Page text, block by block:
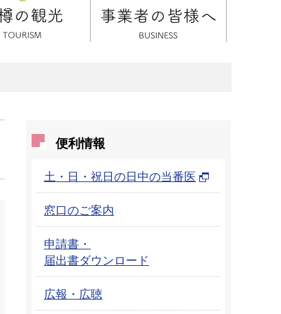
便利情報
土・日・祝日の日中の当番医
窓口のご案内
申請書・
届出書ダウンロード
広報・広聴